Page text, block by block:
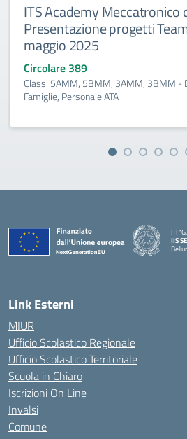
ITS Academy Meccatronico
Presentazione progetti
maggio 2025
Circolare 389
Classi 5AMM, 5BMM, 3AMM, 3BMM -
Famiglie, Personale ATA
ITI
IIS
Link Esterni
MIUR
Ufficio Scolastico Regionale
Ufficio Scolastico Territoriale
Scuola in Chiaro
Iscrizioni On Line
Invalsi
Comune